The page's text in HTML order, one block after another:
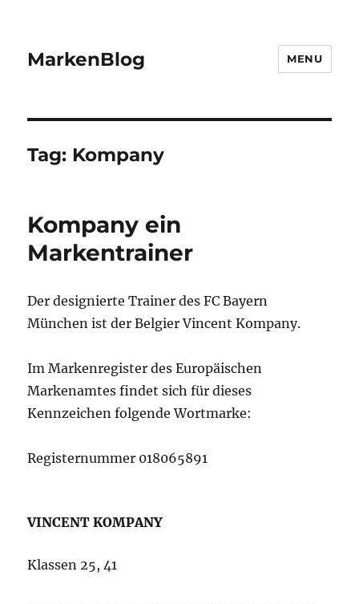
MarkenBlog MENU
Tag: Kompany
Kompany ein
Markentrainer
Der designierte Trainer des FC Bayern
München ist der Belgier Vincent Kompany.
Im Markenregister des Europäischen
Markenamtes findet sich für dieses
Kennzeichen folgende Wortmarke:
Registernummer 018065891
VINCENT KOMPANY
Klassen 25, 41